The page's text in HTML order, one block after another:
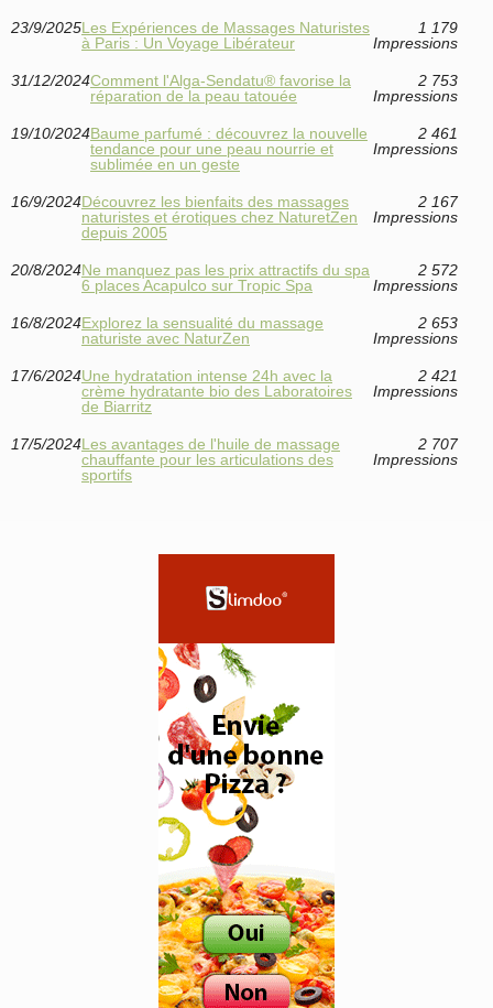
23/9/2025Les Expériences de Massages Naturistes
à Paris : Un Voyage Libérateur
1 179
Impressions
31/12/2024Comment l'Alga-Sendatu® favorise la
réparation de la peau tatouée
2 753
Impressions
19/10/2024Baume parfumé : découvrez la nouvelle
tendance pour une peau nourrie et
sublimée en un geste
2 461
Impressions
16/9/2024Découvrez les bienfaits des massages
naturistes et érotiques chez NaturetZen
depuis 2005
2 167
Impressions
20/8/2024Ne manquez pas les prix attractifs du spa
6 places Acapulco sur Tropic Spa
2 572
Impressions
16/8/2024Explorez la sensualité du massage
naturiste avec NaturZen
2 653
Impressions
17/6/2024Une hydratation intense 24h avec la
crème hydratante bio des Laboratoires
de Biarritz
2 421
Impressions
17/5/2024Les avantages de l'huile de massage
chauffante pour les articulations des
sportifs
2 707
Impressions